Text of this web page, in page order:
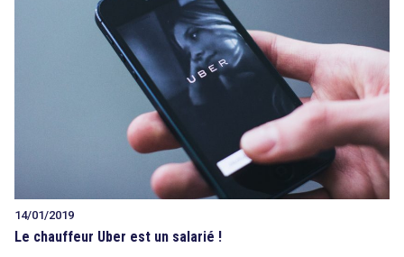
14/01/2019
Le chauffeur Uber est un salarié !